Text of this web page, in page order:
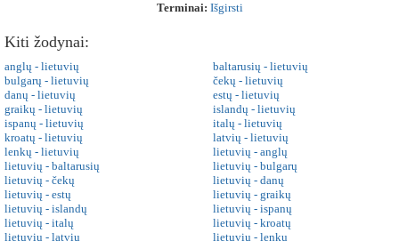
Terminai: Išgirsti
Kiti žodynai:
anglų - lietuvių
baltarusių - lietuvių
bulgarų - lietuvių
čekų - lietuvių
danų - lietuvių
estų - lietuvių
graikų - lietuvių
islandų - lietuvių
ispanų - lietuvių
italų - lietuvių
kroatų - lietuvių
latvių - lietuvių
lenkų - lietuvių
lietuvių - anglų
lietuvių - baltarusių
lietuvių - bulgarų
lietuvių - čekų
lietuvių - danų
lietuvių - estų
lietuvių - graikų
lietuvių - islandų
lietuvių - ispanų
lietuvių - italų
lietuvių - kroatų
lietuvių - latvių
lietuvių - lenkų